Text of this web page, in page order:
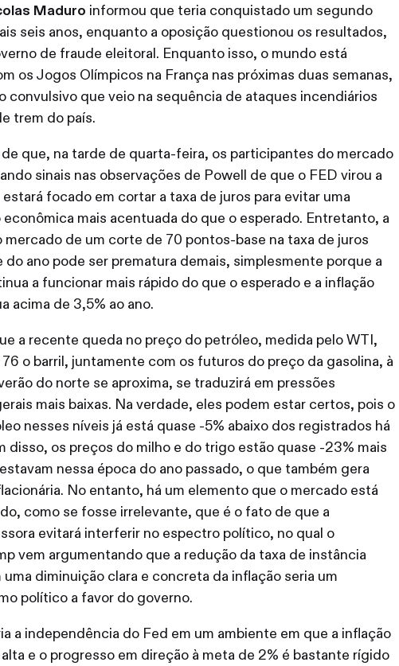
Maduro informou que teria conquistado um segundo
seis anos, enquanto a oposição questionou os resultados,
de fraude eleitoral. Enquanto isso, o mundo está
os Jogos Olímpicos na França nas próximas duas semanas,
convulsivo que veio na sequência de ataques incendiários
trem do país.
que, na tarde de quarta-feira, os participantes do mercado
sinais nas observações de Powell de que o FED virou a
estará focado em cortar a taxa de juros para evitar uma
mais acentuada do que o esperado. Entretanto, a
de um corte de 70 pontos-base na taxa de juros
do ano pode ser prematura demais, simplesmente porque a
a funcionar mais rápido do que o esperado e a inflação
acima de 3,5% ao ano.
a recente queda no preço do petróleo, medida pelo WTI,
76 o barril, juntamente com os futuros do preço da gasolina, à
do norte se aproxima, se traduzirá em pressões
mais baixas. Na verdade, eles podem estar certos, pois o
nesses níveis já está quase -5% abaixo dos registrados há
disso, os preços do milho e do trigo estão quase -23% mais
nessa época do ano passado, o que também gera
No entanto, há um elemento que o mercado está
como se fosse irrelevante, que é o fato de que a
evitará interferir no espectro político, no qual o
vem argumentando que a redução da taxa de instância
diminuição clara e concreta da inflação seria um
político a favor do governo.
a independência do Fed em um ambiente em que a inflação
e o progresso em direção à meta de 2% é bastante rígido